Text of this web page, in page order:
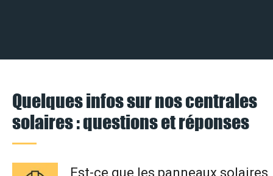
Quelques infos sur nos centrales
solaires : questions et réponses
Est-ce que les panneaux solaires